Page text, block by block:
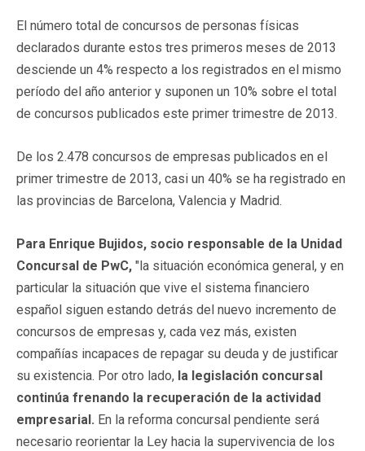
El número total de concursos de personas físicas
declarados durante estos tres primeros meses de 2013
desciende un 4% respecto a los registrados en el mismo
período del año anterior y suponen un 10% sobre el total
de concursos publicados este primer trimestre de 2013.
De los 2.478 concursos de empresas publicados en el
primer trimestre de 2013, casi un 40% se ha registrado en
las provincias de Barcelona, Valencia y Madrid.
Para Enrique Bujidos, socio responsable de la Unidad
Concursal de PwC, "la situación económica general, y en
particular la situación que vive el sistema financiero
español siguen estando detrás del nuevo incremento de
concursos de empresas y, cada vez más, existen
compañías incapaces de repagar su deuda y de justificar
su existencia. Por otro lado, la legislación concursal
continúa frenando la recuperación de la actividad
empresarial. En la reforma concursal pendiente será
necesario reorientar la Ley hacia la supervivencia de los